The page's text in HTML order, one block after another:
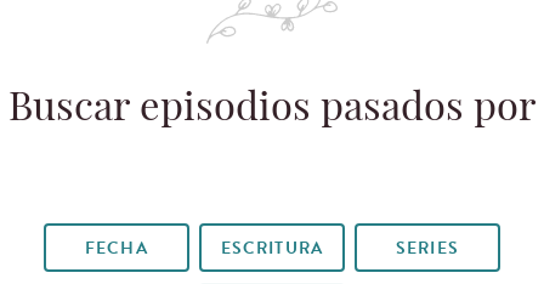
Buscar episodios pasados por
FECHA ESCRITURA SERIES